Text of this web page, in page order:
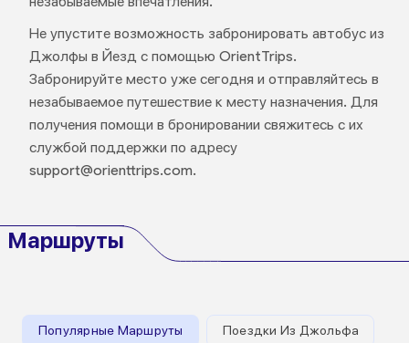
Не упустите возможность забронировать автобус из
Джолфы в Йезд с помощью OrientTrips.
Забронируйте место уже сегодня и отправляйтесь в
незабываемое путешествие к месту назначения. Для
получения помощи в бронировании свяжитесь с их
службой поддержки по адресу
support@orienttrips.com.
Маршруты
Популярные Маршруты Поездки Из Джольфа